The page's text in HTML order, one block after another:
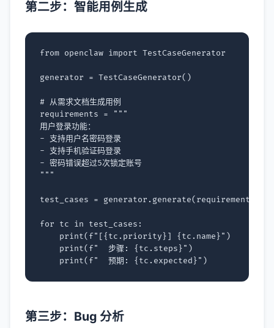
第二步：智能用例生成
from openclaw import TestCaseGenerator
generator = TestCaseGenerator()
# 从需求文档生成用例
requirements
=
"""
用户登录功能：
- 支持用户名密码登录
- 支持手机验证码登录
- 密码错误超过5次锁定账号
"""
test_cases = generator . generate( requirements
for tc in test_cases :
print( f"[{ tc . priority }] { tc . name }" )
print( f"  步骤: { tc . steps }" )
print( f"  预期: { tc . expected }" )
第三步：Bug 分析